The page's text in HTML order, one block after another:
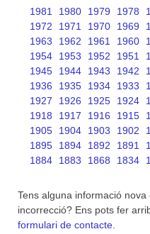
1981
1980 1979 1978
1972
1971 1970 1969
1963
1962 1961 1960
1954
1953 1952 1951
1945
1944 1943 1942
1936
1935 1934 1933
1927
1926 1925 1924
1918
1917 1916 1915
1905
1904 1903 1902
1895
1894 1892 1891
1884
1883 1868 1834
Tens alguna informació
incorrecció? Ens pots fer
formulari de contacte.